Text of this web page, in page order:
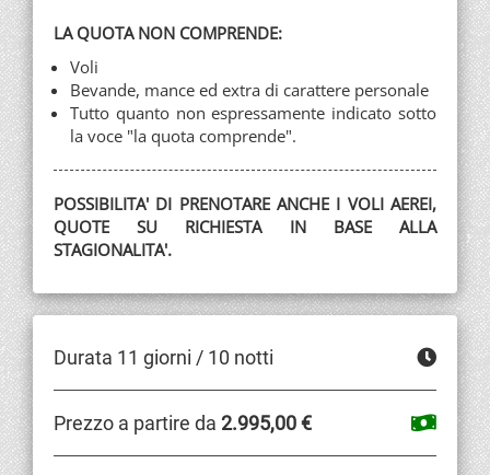
LA QUOTA NON COMPRENDE:
Voli
Bevande, mance ed extra di carattere personale
Tutto quanto non espressamente indicato sotto
la voce "la quota comprende".
POSSIBILITA' DI PRENOTARE ANCHE I VOLI AEREI,
QUOTE SU RICHIESTA IN BASE ALLA
STAGIONALITA'.
Durata 11 giorni / 10 notti
Prezzo a partire da 2.995,00 €